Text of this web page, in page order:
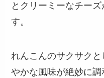
とクリーミーなチー
す。
れんこんのサクサク
やかな風味が絶妙に